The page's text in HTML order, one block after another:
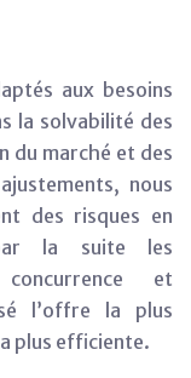
aux besoins
la solvabilité des
du marché et des
nous
des risques en
par la suite les
et
l’offre la plus
plus efficiente.